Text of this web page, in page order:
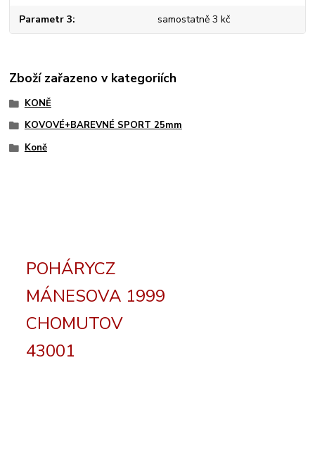
Parametr 3 samostatně 3 kč
Zboží zařazeno v kategoriích
KONĚ
KOVOVÉ+BAREVNÉ SPORT 25mm
Koně
POHÁRYCZ
MÁNESOVA 1999
CHOMUTOV
43001